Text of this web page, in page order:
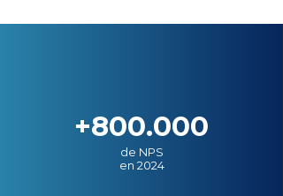
+800.000
de NPS
en 2024